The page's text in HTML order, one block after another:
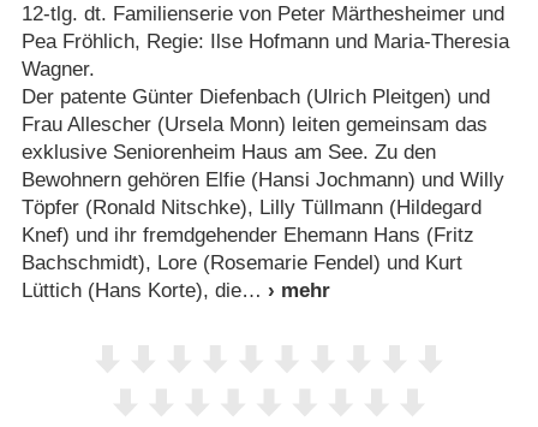
12-tlg. dt. Familienserie von Peter Märthesheimer und
Pea Fröhlich, Regie: Ilse Hofmann und Maria-Theresia
Wagner.
Der patente Günter Diefenbach (Ulrich Pleitgen) und
Frau Allescher (Ursela Monn) leiten gemeinsam das
exklusive Seniorenheim Haus am See. Zu den
Bewohnern gehören Elfie (Hansi Jochmann) und Willy
Töpfer (Ronald Nitschke), Lilly Tüllmann (Hildegard
Knef) und ihr fremdgehender Ehemann Hans (Fritz
Bachschmidt), Lore (Rosemarie Fendel) und Kurt
Lüttich (Hans Korte), die